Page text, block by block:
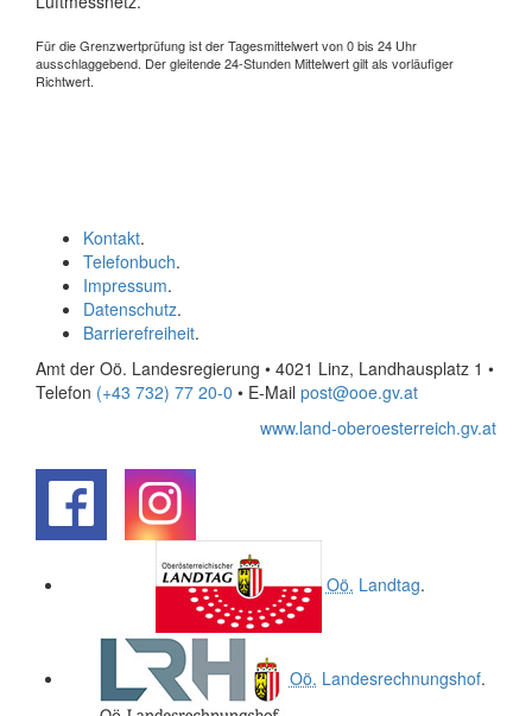
Für die Grenzwertprüfung ist der Tagesmittelwert von 0 bis 24 Uhr
ausschlaggebend. Der gleitende 24-Stunden Mittelwert gilt als vorläufiger
Richtwert.
Kontakt.
Telefonbuch.
Impressum.
Datenschutz.
Barrierefreiheit.
Amt der Oö. Landesregierung • 4021 Linz, Landhausplatz 1 •
Telefon (+43 732) 77 20-0 • E-Mail post@ooe.gv.at
www.land-oberoesterreich.gv.at
Oö. Landtag.
Oö. Landesrechnungshof.